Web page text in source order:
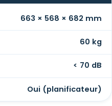
663 × 568 × 682 mm
60 kg
< 70 dB
Oui (planificateur)